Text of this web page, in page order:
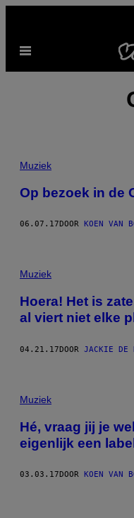
de Open
Muziek
Op bezoek in de
06.07.17 DOOR KOEN VAN
Muziek
Hoera! Het is
al viert niet elke
04.21.17DOOR JACKIE DE
Muziek
Hé, vraag jij je
eigenlijk een
03.03.17 DOOR KOEN VAN